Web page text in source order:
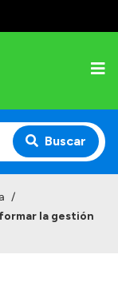
Buscar
/
la gestión